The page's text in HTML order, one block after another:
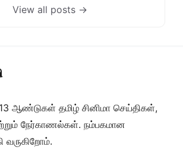
View all posts →
ஆண்டுகள் தமிழ் சினிமா செய்திகள்,
நேர்காணல்கள். நம்பகமான
வருகிறோம்.